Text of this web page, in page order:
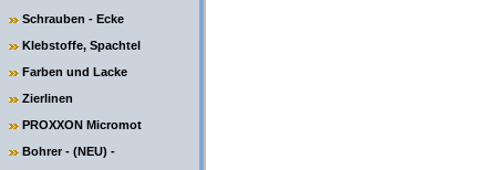
Schrauben - Ecke
Klebstoffe, Spachtel
Farben und Lacke
Zierlinen
PROXXON Micromot
Bohrer - (NEU) -